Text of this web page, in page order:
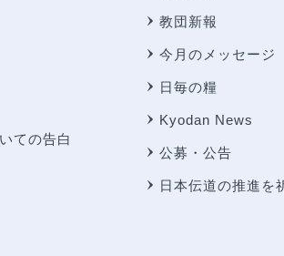
ての告白
教団新報
今月のメッセージ
日毎の糧
Kyodan News
公募・公告
日本伝道の推進を